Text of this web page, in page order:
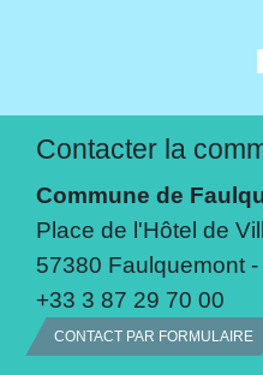
Contacter la
Commune de
Place de l'Hôtel de
57380 Faulquemont
+33 3 87 29 70 00
CONTACT PAR FORMULAIRE